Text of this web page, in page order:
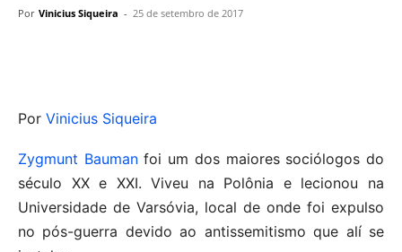
Por Vinicius Siqueira - 25 de setembro de 2017
Por Vinicius Siqueira
Zygmunt Baumanfoi um dos maiores sociólogos do
século XX e XXI. Viveu na Polônia e lecionou na
Universidade de Varsóvia, local de onde foi expulso
no pós-guerra devido ao antissemitismo que alí se